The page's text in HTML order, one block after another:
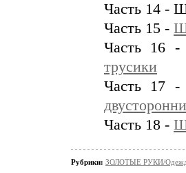
Часть 14 -
Часть 15 -
Часть 16
трусики
Часть 17
Часть 18 -
Рубрики: ЗОЛОТЫЕ РУКИ/